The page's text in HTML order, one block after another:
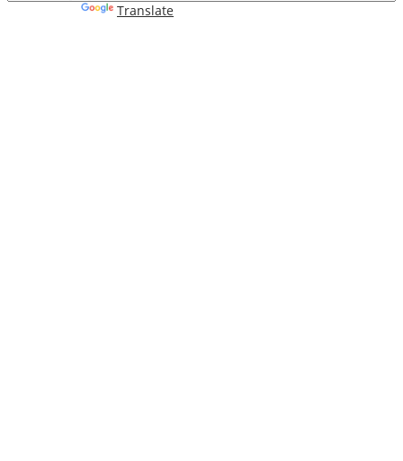
Translate